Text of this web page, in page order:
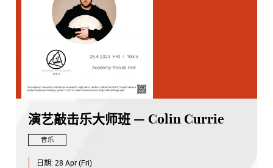
演艺敲击乐大师班 — Colin Currie
音乐
日期: 28 Apr (Fri)